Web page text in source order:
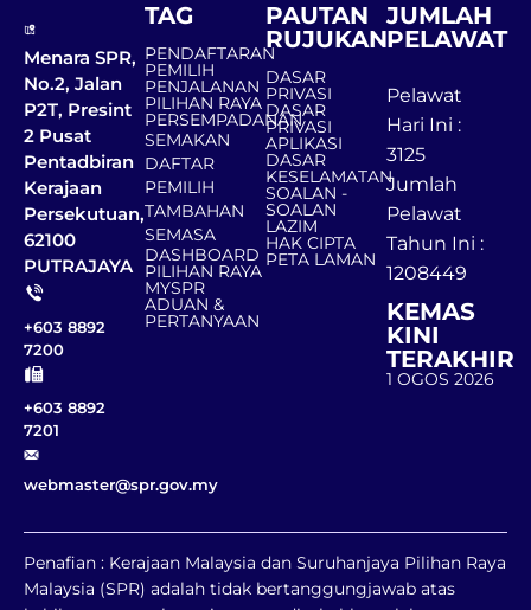
Menara SPR,
No.2, Jalan
P2T, Presint
2 Pusat
Pentadbiran
Kerajaan
Persekutuan,
62100
PUTRAJAYA
+603 8892
7200
+603 8892
7201
webmaster@spr.gov.my
TAG
PENDAFTARAN
PEMILIH
PENJALANAN
PILIHAN RAYA
PERSEMPADANAN
SEMAKAN
DAFTAR
PEMILIH
TAMBAHAN
SEMASA
DASHBOARD
PILIHAN RAYA
MYSPR
ADUAN &
PERTANYAAN
PAUTAN
RUJUKAN
DASAR
PRIVASI
DASAR
PRIVASI
APLIKASI
DASAR
KESELAMATAN
SOALAN -
SOALAN
LAZIM
HAK CIPTA
PETA LAMAN
JUMLAH
PELAWAT
Pelawat
Hari Ini :
3125
Jumlah
Pelawat
Tahun Ini :
1208449
KEMAS
KINI
TERAKHIR
1 OGOS 2026
Penafian : Kerajaan Malaysia dan Suruhanjaya Pilihan Raya
Malaysia (SPR) adalah tidak bertanggungjawab atas